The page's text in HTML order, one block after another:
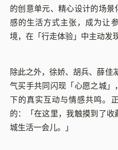
的创意单元、精心设计的场
感的生活方式主张，成为让
境，在「行走体验」中主动发
除此之外，徐娇、胡兵、薛佳
气买手共同闪现「心愿之城
下的真实互动与情感共鸣。
的：「在这里，我触摸到了
城生活一会儿。」